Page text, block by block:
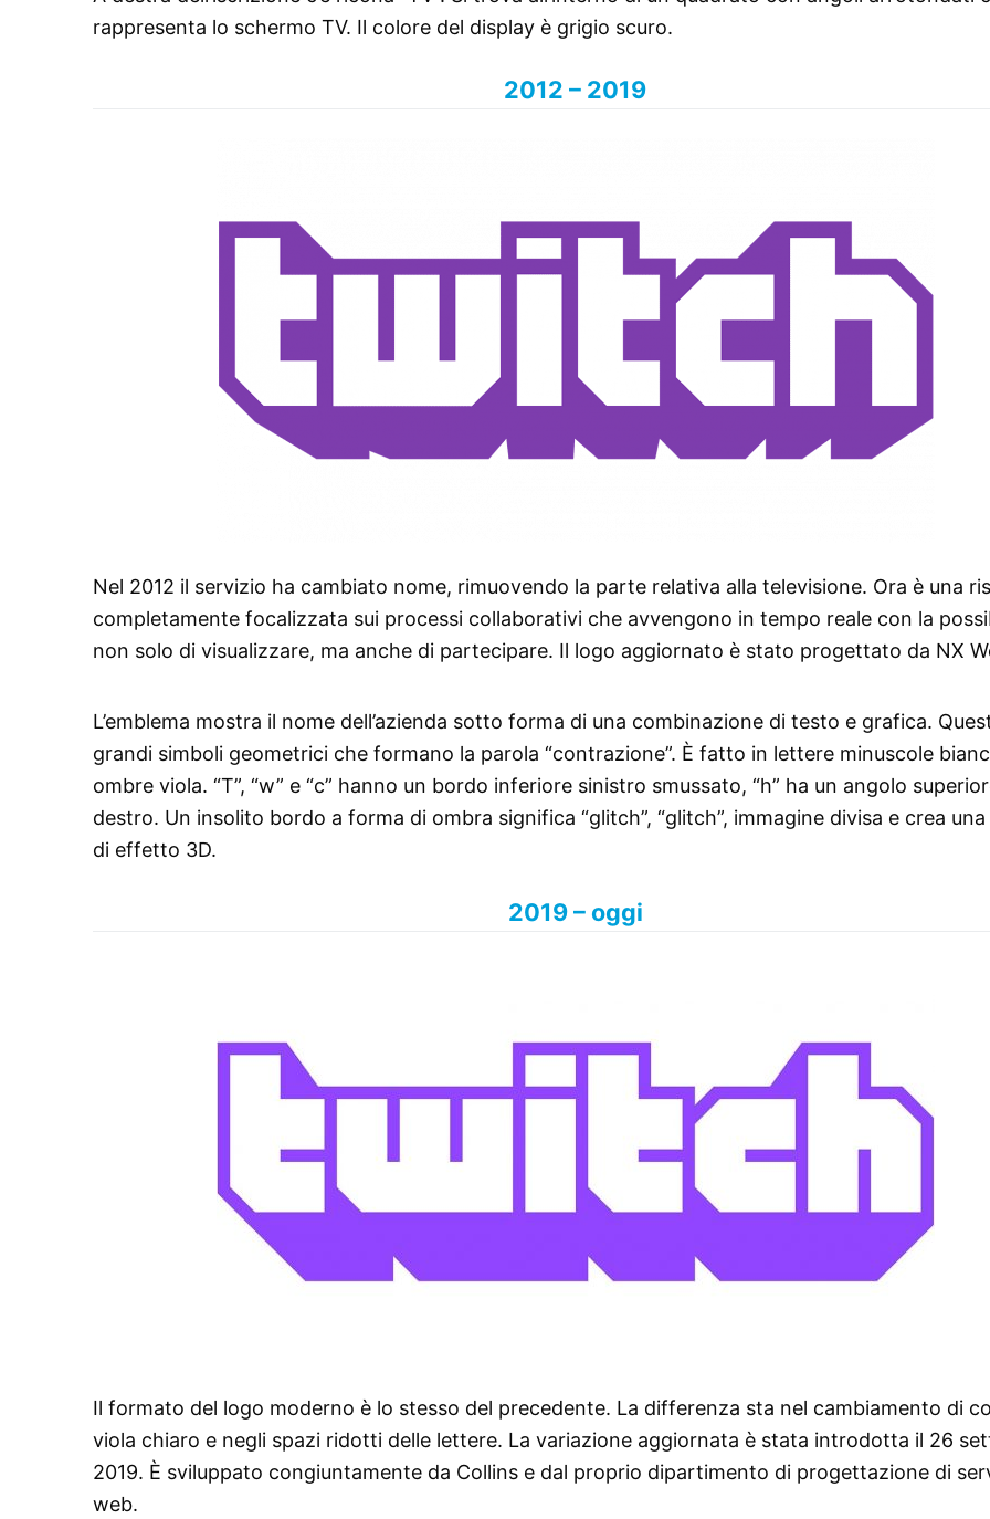
rappresenta lo schermo TV. Il colore del display è grigio scuro.
2012 – 2019
Nel 2012 il servizio ha cambiato nome, rimuovendo la parte relativa alla televisione. Ora è una
completamente focalizzata sui processi collaborativi che avvengono in tempo reale con la
non solo di visualizzare, ma anche di partecipare. Il logo aggiornato è stato progettato da NX
L’emblema mostra il nome dell’azienda sotto forma di una combinazione di testo e grafica.
grandi simboli geometrici che formano la parola “contrazione”. È fatto in lettere minuscole
ombre viola. “T”, “w” e “c” hanno un bordo inferiore sinistro smussato, “h” ha un angolo
destro. Un insolito bordo a forma di ombra significa “glitch”, “glitch”, immagine divisa e crea
di effetto 3D.
2019 – oggi
Il formato del logo moderno è lo stesso del precedente. La differenza sta nel cambiamento di
viola chiaro e negli spazi ridotti delle lettere. La variazione aggiornata è stata introdotta il 26
2019. È sviluppato congiuntamente da Collins e dal proprio dipartimento di progettazione di
web.